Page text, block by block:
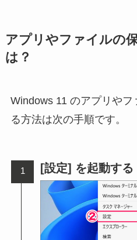
アプリやファイルの
は？
Windows 11 のアプリや
る方法は次の手順です。
[設定] を起動する